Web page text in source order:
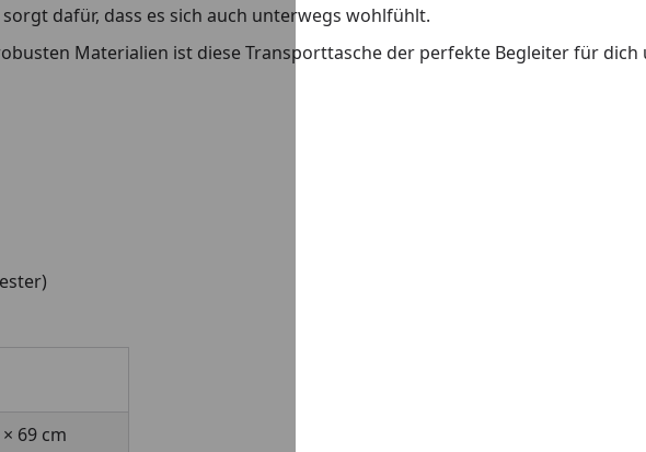
dafür, dass es sich auch unterwegs wohlfühlt.
Materialien ist diese Transporttasche der perfekte Begleiter für
69 cm